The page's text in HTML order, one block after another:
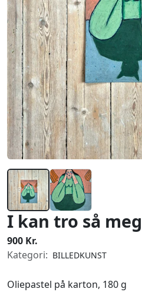
I kan tro så
900 Kr.
Kategori: BILLEDKUNST
Oliepastel på karton, 180 g